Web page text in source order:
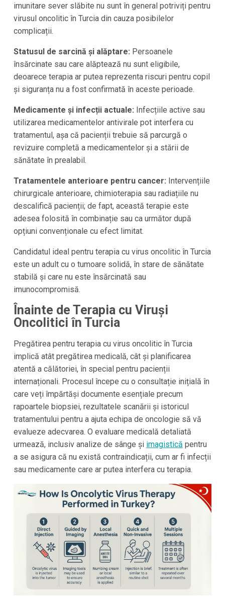
imunitare sever slăbite nu sunt în general potriviți pentru
virusul oncolitic în Turcia din cauza posibilelor
complicații.
Statusul de sarcină și alăptare: Persoanele
însărcinate sau care alăptează nu sunt eligibile,
deoarece terapia ar putea reprezenta riscuri pentru copil
și siguranța nu a fost confirmată în aceste perioade.
Medicamente și infecții actuale: Infecțiile active sau
utilizarea medicamentelor antivirale pot interfera cu
tratamentul, așa că pacienții trebuie să parcurgă o
revizuire completă a medicamentelor și a stării de
sănătate în prealabil.
Tratamentele anterioare pentru cancer: Intervențiile
chirurgicale anterioare, chimioterapia sau radiațiile nu
descalifică pacienții; de fapt, această terapie este
adesea folosită în combinație sau ca următor după
opțiuni convenționale cu efect limitat.
Candidatul ideal pentru terapia cu virus oncolitic în Turcia
este un adult cu o tumoare solidă, în stare de sănătate
stabilă și care nu este însărcinată sau
imunocompromisă.
Înainte de Terapia cu Viruși
Oncolitici în Turcia
Pregătirea pentru terapia cu virus oncolitic în Turcia
implică atât pregătirea medicală, cât și planificarea
atentă a călătoriei, în special pentru pacienții
internaționali. Procesul începe cu o consultație inițială în
care veți împărtăși documente esențiale precum
rapoartele biopsiei, rezultatele scanării și istoricul
tratamentului pentru a ajuta echipa de oncologie să vă
evalueze adecvarea. O evaluare medicală detaliată
urmează, inclusiv analize de sânge și imagistică pentru
a se asigura că nu există contraindicații, cum ar fi infecții
sau medicamente care ar putea interfera cu terapia.